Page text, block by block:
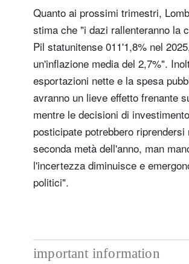
Quanto ai prossimi trimestri,
stima che "i dazi rallenteranno la
Pil statunitense 011'1,8% nel
un'inflazione media del 2,7%".
esportazioni nette e la spesa
avranno un lieve effetto frenante
mentre le decisioni di investimento
posticipate potrebbero riprendersi
seconda metà dell'anno, man
l'incertezza diminuisce e
politici".
important information